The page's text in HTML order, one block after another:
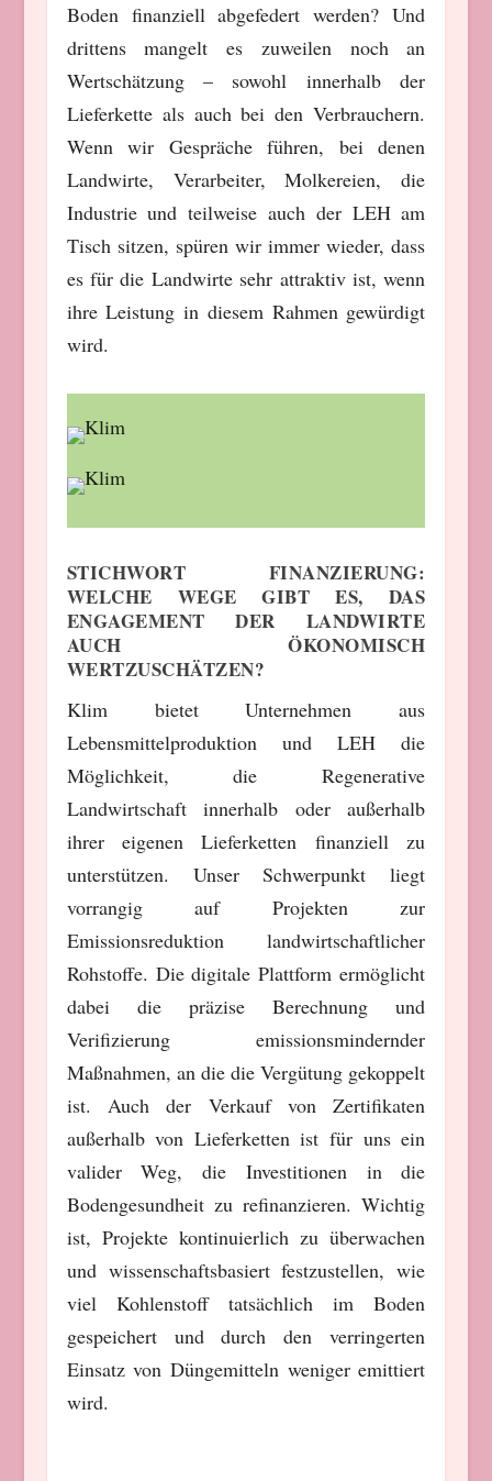
Boden finanziell abgefedert werden? Und
drittens mangelt es zuweilen noch an
Wertschätzung – sowohl innerhalb der
Lieferkette als auch bei den Verbrauchern.
Wenn wir Gespräche führen, bei denen
Landwirte, Verarbeiter, Molkereien, die
Industrie und teilweise auch der LEH am
Tisch sitzen, spüren wir immer wieder, dass
es für die Landwirte sehr attraktiv ist, wenn
ihre Leistung in diesem Rahmen gewürdigt
wird.
STICHWORT FINANZIERUNG:
WELCHE WEGE GIBT ES, DAS
ENGAGEMENT DER LANDWIRTE
AUCH ÖKONOMISCH
WERTZUSCHÄTZEN?
Klim bietet Unternehmen aus
Lebensmittelproduktion und LEH die
Möglichkeit, die Regenerative
Landwirtschaft innerhalb oder außerhalb
ihrer eigenen Lieferketten finanziell zu
unterstützen. Unser Schwerpunkt liegt
vorrangig auf Projekten zur
Emissionsreduktion landwirtschaftlicher
Rohstoffe. Die digitale Plattform ermöglicht
dabei die präzise Berechnung und
Verifizierung emissionsmindernder
Maßnahmen, an die die Vergütung gekoppelt
ist. Auch der Verkauf von Zertifikaten
außerhalb von Lieferketten ist für uns ein
valider Weg, die Investitionen in die
Bodengesundheit zu refinanzieren. Wichtig
ist, Projekte kontinuierlich zu überwachen
und wissenschaftsbasiert festzustellen, wie
viel Kohlenstoff tatsächlich im Boden
gespeichert und durch den verringerten
Einsatz von Düngemitteln weniger emittiert
wird.